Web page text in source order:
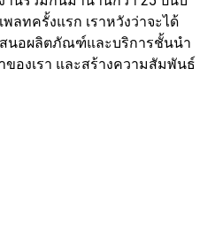
พลทครั้งแรก เราหวังว่าจะได้
นอผลิตภัณฑ์และบริการชั้นนำ
องเรา และสร้างความสัมพันธ์